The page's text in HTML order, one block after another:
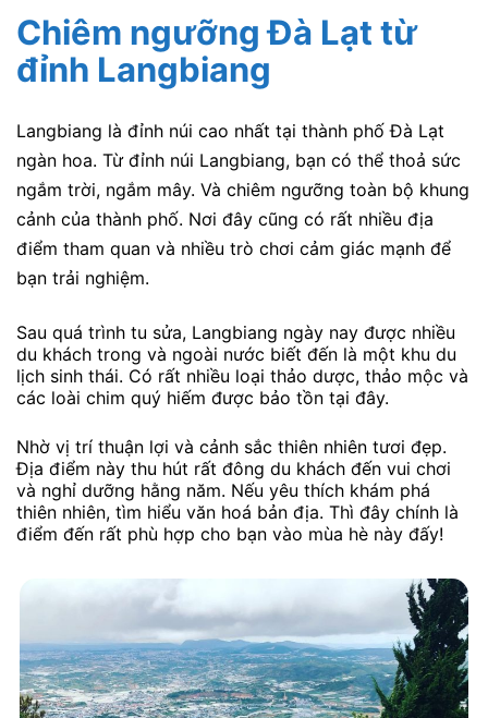
Chiêm ngưỡng Đà Lạt từ
đỉnh Langbiang
Langbiang là đỉnh núi cao nhất tại thành phố Đà Lạt
ngàn hoa. Từ đỉnh núi Langbiang, bạn có thể thoả sức
ngắm trời, ngắm mây. Và chiêm ngưỡng toàn bộ khung
cảnh của thành phố. Nơi đây cũng có rất nhiều địa
điểm tham quan và nhiều trò chơi cảm giác mạnh để
bạn trải nghiệm.
Sau quá trình tu sửa, Langbiang ngày nay được nhiều
du khách trong và ngoài nước biết đến là một khu du
lịch sinh thái. Có rất nhiều loại thảo dược, thảo mộc và
các loài chim quý hiếm được bảo tồn tại đây.
Nhờ vị trí thuận lợi và cảnh sắc thiên nhiên tươi đẹp.
Địa điểm này thu hút rất đông du khách đến vui chơi
và nghỉ dưỡng hằng năm. Nếu yêu thích khám phá
thiên nhiên, tìm hiểu văn hoá bản địa. Thì đây chính là
điểm đến rất phù hợp cho bạn vào mùa hè này đấy!